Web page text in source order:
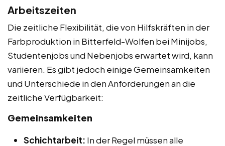
Arbeitszeiten
Die zeitliche Flexibilität, die von Hilfskräften in der
Farbproduktion in Bitterfeld-Wolfen bei Minijobs,
Studentenjobs und Nebenjobs erwartet wird, kann
variieren. Es gibt jedoch einige Gemeinsamkeiten
und Unterschiede in den Anforderungen an die
zeitliche Verfügbarkeit:
Gemeinsamkeiten
Schichtarbeit: In der Regel müssen alle